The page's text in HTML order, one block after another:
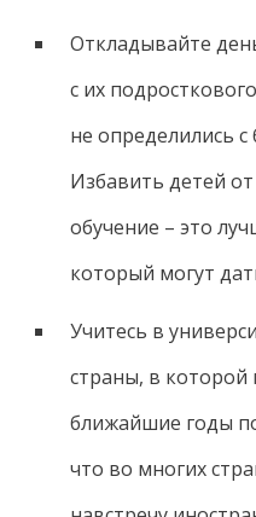
Откладывайте
с их
не определились
Избавить детей
обучение – это
который могут
Учитесь в
страны, в которой
ближайшие годы
что во многих